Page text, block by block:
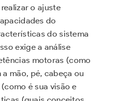
o ajuste
do
do sistema
exige a análise
motoras (como
mão, pé, cabeça ou
é sua visão e